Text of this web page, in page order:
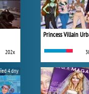
202x
4 dny